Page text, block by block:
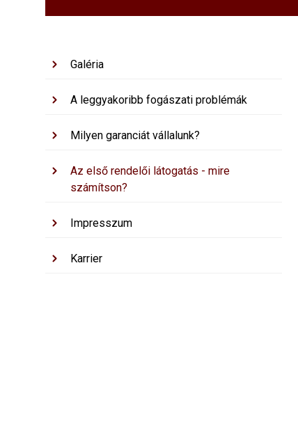
Galéria
A leggyakoribb fogászati problémák
Milyen garanciát vállalunk?
Az első rendelői látogatás - mire
számítson?
Impresszum
Karrier